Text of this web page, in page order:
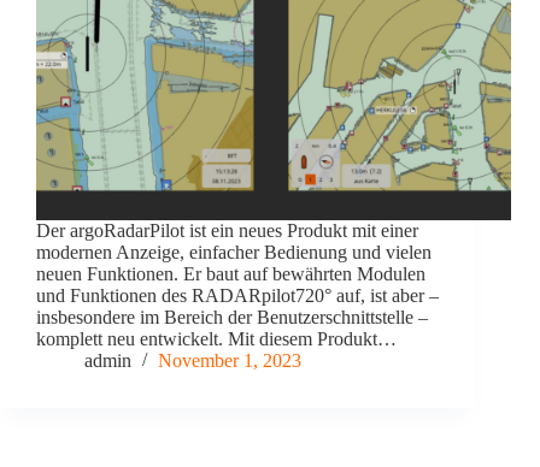
Der argoRadarPilot ist ein neues Produkt mit einer
modernen Anzeige, einfacher Bedienung und vielen
neuen Funktionen. Er baut auf bewährten Modulen
und Funktionen des RADARpilot720° auf, ist aber –
insbesondere im Bereich der Benutzerschnittstelle –
komplett neu entwickelt. Mit diesem Produkt…
admin
November 1, 2023